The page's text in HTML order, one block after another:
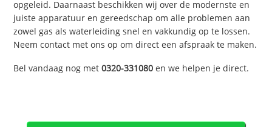
opgeleid. Daarnaast beschikken wij over de modernste en
juiste apparatuur en gereedschap om alle problemen aan
zowel gas als waterleiding snel en vakkundig op te lossen.
Neem contact met ons op om direct een afspraak te maken.
Bel vandaag nog met0320-331080 en we helpen je direct.